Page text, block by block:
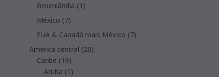
Groenlândia 1 1
México 77
products
EUA & Canadá mais México 77
América central 2020
Caribe 1919
products
Aruba 1 1